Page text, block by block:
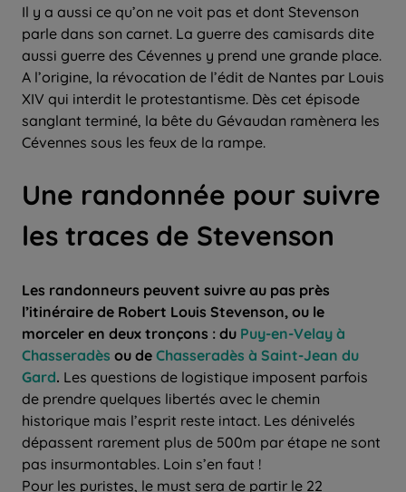
Il y a aussi ce qu’on ne voit pas et dont Stevenson
parle dans son carnet. La guerre des camisards dite
aussi guerre des Cévennes y prend une grande place.
A l’origine, la révocation de l’édit de Nantes par Louis
XIV qui interdit le protestantisme. Dès cet épisode
sanglant terminé, la bête du Gévaudan ramènera les
Cévennes sous les feux de la rampe.
Une randonnée pour suivre
les traces de Stevenson
Les randonneurs peuvent suivre au pas près
l’itinéraire de Robert Louis Stevenson, ou le
morceler en deux tronçons : du Puy-en-Velay à
Chasseradès ou de Chasseradès à Saint-Jean du
Gard. Les questions de logistique imposent parfois
de prendre quelques libertés avec le chemin
historique mais l’esprit reste intact. Les dénivelés
dépassent rarement plus de 500m par étape ne sont
pas insurmontables. Loin s’en faut !
Pour les puristes, le must sera de partir le 22